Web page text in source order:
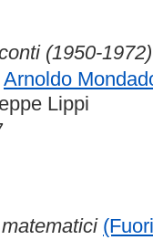
(1950-1972)
Arnoldo
Lippi